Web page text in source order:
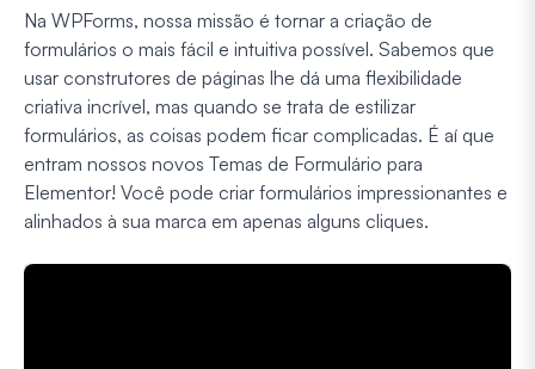
Na WPForms, nossa missão é tornar a criação de
formulários o mais fácil e intuitiva possível. Sabemos que
usar construtores de páginas lhe dá uma flexibilidade
criativa incrível, mas quando se trata de estilizar
formulários, as coisas podem ficar complicadas. É aí que
entram nossos novos Temas de Formulário para
Elementor! Você pode criar formulários impressionantes e
alinhados à sua marca em apenas alguns cliques.